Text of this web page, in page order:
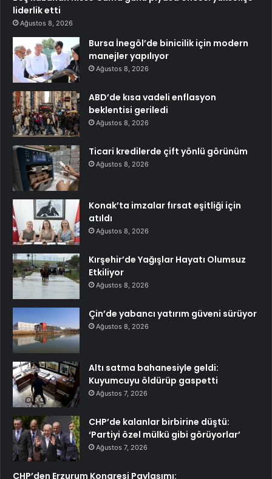
liderlik etti
Ağustos 8, 2026
Bursa İnegöl’de binicilik için modern
manejler yapılıyor
Ağustos 8, 2026
ABD’de kısa vadeli enflasyon
beklentisi geriledi
Ağustos 8, 2026
Ticari kredilerde çift yönlü görünüm
Ağustos 8, 2026
Konak’ta imzalar fırsat eşitliği için
atıldı
Ağustos 8, 2026
Kırşehir’de Yağışlar Hayatı Olumsuz
Etkiliyor
Ağustos 8, 2026
Çin’de yabancı yatırım güveni sürüyor
Ağustos 8, 2026
Altı satma bahanesiyle geldi:
Kuyumcuyu öldürüp gaspetti
Ağustos 7, 2026
CHP’de kalanlar birbirine düştü:
‘Partiyi özel mülkü gibi görüyorlar’
Ağustos 7, 2026
CHP’den Erzurum Kongresi Paylaşımı: